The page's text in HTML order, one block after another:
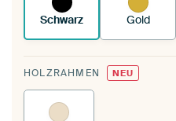
Schwarz Gold
HOLZRAHMEN NEU